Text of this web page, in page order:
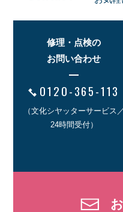
修理・点検の
お問い合わせ
0120-365-113
（文化シヤッターサービス／
24時間受付）